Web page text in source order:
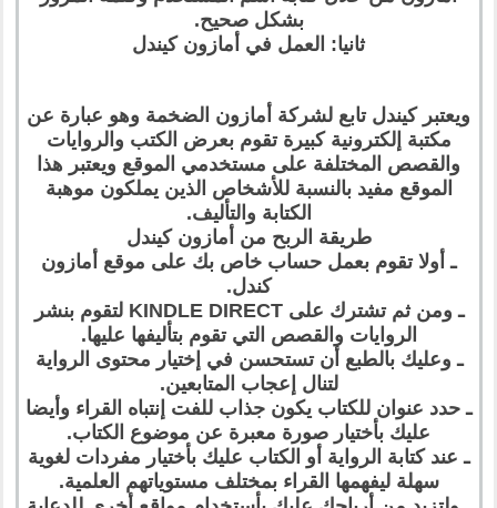
بشكل صحيح.
ثانيا: العمل في أمازون كيندل
ويعتبر كيندل تابع لشركة أمازون الضخمة وهو عبارة عن
مكتبة إلكترونية كبيرة تقوم بعرض الكتب والروايات
والقصص المختلفة على مستخدمي الموقع ويعتبر هذا
الموقع مفيد بالنسبة للأشخاص الذين يملكون موهبة
الكتابة والتأليف.
طريقة الربح من أمازون كيندل
ـ أولا تقوم بعمل حساب خاص بك على موقع أمازون
كندل.
ـ ومن ثم تشترك على KINDLE DIRECT لتقوم بنشر
الروايات والقصص التي تقوم بتأليفها عليها.
ـ وعليك بالطبع أن تستحسن في إختيار محتوى الرواية
لتنال إعجاب المتابعين.
ـ حدد عنوان للكتاب يكون جذاب للفت إنتباه القراء وأيضا
عليك بأختيار صورة معبرة عن موضوع الكتاب.
ـ عند كتابة الرواية أو الكتاب عليك بأختيار مفردات لغوية
سهلة ليفهمها القراء بمختلف مستوياتهم العلمية.